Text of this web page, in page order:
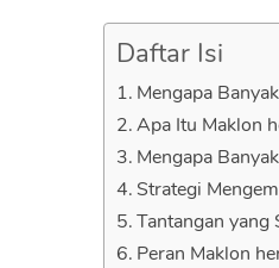
Daftar Isi
Mengapa
Apa Itu Maklon
Mengapa
Strategi
Tantangan yang
Peran Maklon